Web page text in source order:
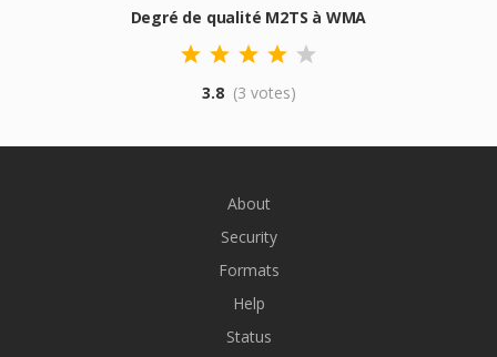
Degré de qualité M2TS à WMA
3.8 (3 votes)
About
Security
Formats
Help
Status